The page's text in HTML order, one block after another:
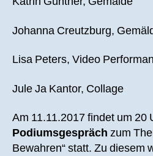
Johanna Creutzburg,
Lisa Peters, Video
Jule Ja Kantor, Collage
Am 11.11.2017 findet um 20
Podiumsgespräch zum
Bewahren“ statt. Zu diesem